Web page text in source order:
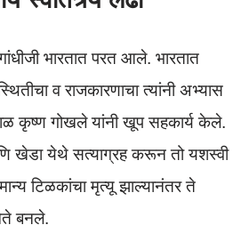
भारतात परत आले. भारतात
व राजकारणाचा त्यांनी अभ्यास
कृष्ण गोखले यांनी खूप सहकार्य केले.
खेडा येथे सत्याग्रह करून तो यशस्वी
टिळकांचा मृत्यू झाल्यानंतर ते
बनले.